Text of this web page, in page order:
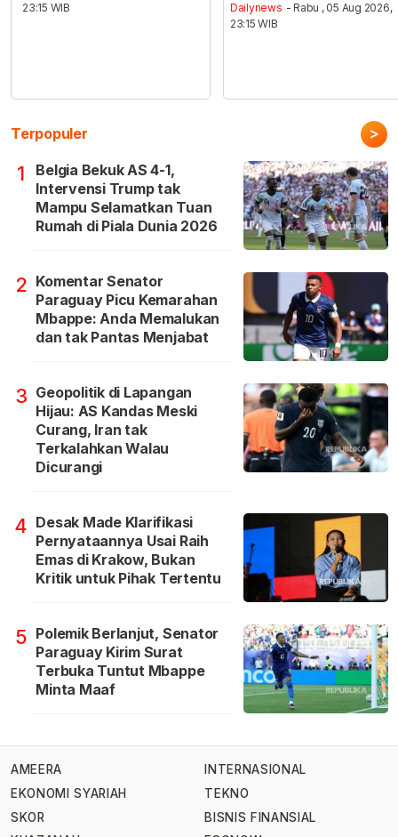
23:15 WIB
Dailynews - Rabu , 05 Aug 2026,
23:15 WIB
Terpopuler >
1
Belgia Bekuk AS 4-1,
Intervensi Trump tak
Mampu Selamatkan Tuan
Rumah di Piala Dunia 2026
2 Komentar Senator
Paraguay Picu Kemarahan
Mbappe: Anda Memalukan
dan tak Pantas Menjabat
3 Geopolitik di Lapangan
Hijau: AS Kandas Meski
Curang, Iran tak
Terkalahkan Walau
Dicurangi
4 Desak Made Klarifikasi
Pernyataannya Usai Raih
Emas di Krakow, Bukan
Kritik untuk Pihak Tertentu
5 Polemik Berlanjut, Senator
Paraguay Kirim Surat
Terbuka Tuntut Mbappe
Minta Maaf
AMEERA
EKONOMI SYARIAH
SKOR
INTERNASIONAL
TEKNO
BISNIS FINANSIAL